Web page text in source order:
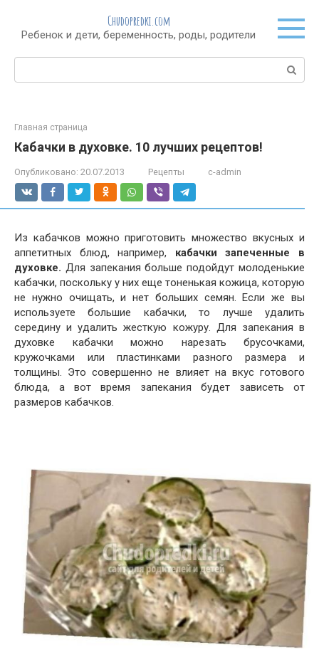
контенту
Chudopredki.com
Ребенок и дети, беременность, роды, родители
Поиск:
Главная страница
Кабачки в духовке. 10 лучших рецептов!
Опубликовано: 20.07.2013 Рецепты c-admin
Из кабачков можно приготовить множество вкусных и
аппетитных блюд, например, кабачки запеченные в
духовке. Для запекания больше подойдут молоденькие
кабачки, поскольку у них еще тоненькая кожица, которую
не нужно очищать, и нет больших семян. Если же вы
используете большие кабачки, то лучше удалить
середину и удалить жесткую кожуру. Для запекания в
духовке кабачки можно нарезать брусочками,
кружочками или пластинками разного размера и
толщины. Это совершенно не влияет на вкус готового
блюда, а вот время запекания будет зависеть от
размеров кабачков.